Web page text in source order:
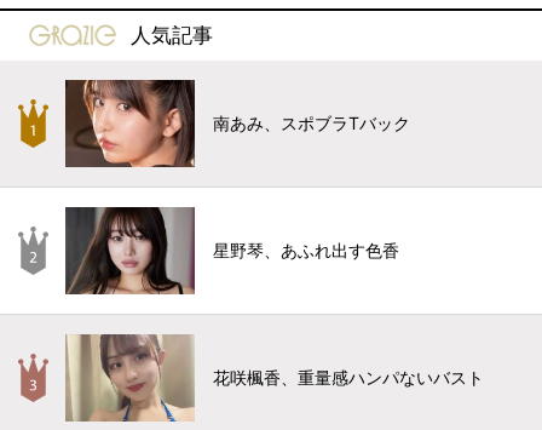
gravure-grazie
人気記事
南あみ、スポブラTバック
星野琴、あふれ出す色香
花咲楓香、重量感ハンパないバスト